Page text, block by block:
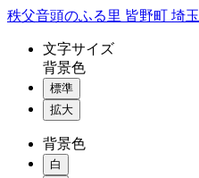
コ
秩父音頭のふる里 皆野町 埼
文字サイズ
背景色
標準
拡大
背景色
白